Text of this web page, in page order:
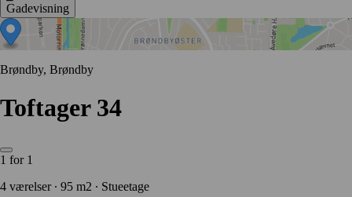
Gadevisning
Brøndby, Brøndby
Toftager 34
1 for 1
4 værelser ∙ 95 m2 ∙ Stueetage